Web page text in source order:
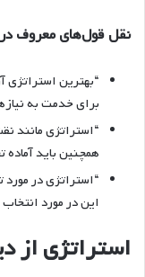
نقل قول‌های معروف
“بهترین استراتژی
برای خدمت به
“استراتژی مانند
همچنین باید
“استراتژی در
این در مورد
استراتژی از